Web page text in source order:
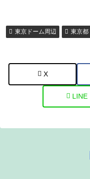
東京ドーム周辺 東京都
X
LINE